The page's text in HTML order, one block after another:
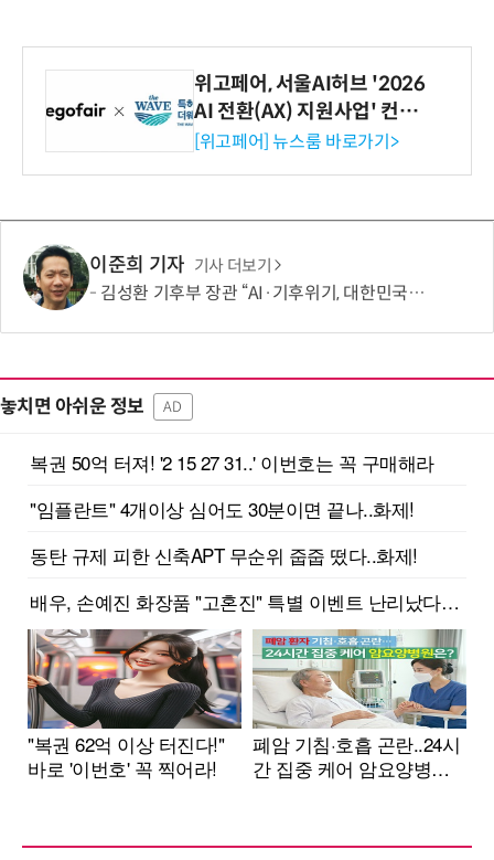
위고페어, 서울AI허브 '2026
AI 전환(AX) 지원사업' 컨소
시엄 선정
[위고페어] 뉴스룸 바로가기>
이준희 기자 기사 더보기
김성환 기후부 장관 “AI·기후위기, 대한민국이 함께 해결할 첫 국가 될 것”
놓치면 아쉬운 정보 AD